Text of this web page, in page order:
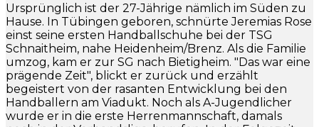
Ursprünglich ist der 27-Jährige nämlich im Süden zu
Hause. In Tübingen geboren, schnürte Jeremias Rose
einst seine ersten Handballschuhe bei der TSG
Schnaitheim, nahe Heidenheim/Brenz. Als die Familie
umzog, kam er zur SG nach Bietigheim. "Das war eine
prägende Zeit", blickt er zurück und erzählt
begeistert von der rasanten Entwicklung bei den
Handballern am Viadukt. Noch als A-Jugendlicher
wurde er in die erste Herrenmannschaft, damals